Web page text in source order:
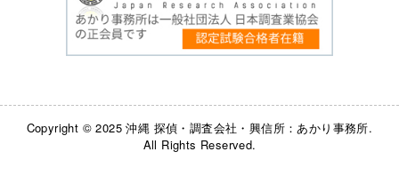
Copyright © 2025 沖縄 探偵・調査会社・興信所：あかり事務所.
All Rights Reserved.